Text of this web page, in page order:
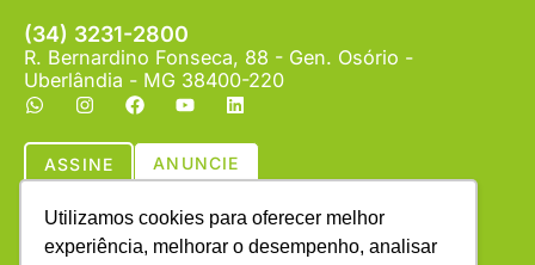
Utilizamos cookies para oferecer melhor
experiência, melhorar o desempenho, analisar
(34) 3231-2800
R. Bernardino Fonseca, 88 - Gen. Osório -
Uberlândia - MG 38400-220
ASSINE ANUNCIE